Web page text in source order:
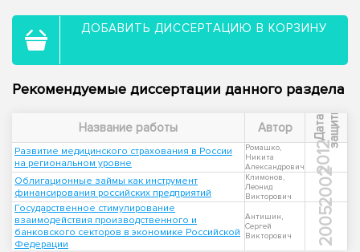
ДОБАВИТЬ ДИССЕРТАЦИЮ В КОРЗИНУ
Рекомендуемые диссертации данного раздела
Название работы Автор Д
а
т
а
з
а
щ
и
т ы
Развитие медицинского страхования в России
на региональном уровне
Ромашко,
Никита
Александрович
2012
Облигационные займы как инструмент
финансирования российских предприятий
Климонов,
Леонид
Викторович
2002
Государственное стимулирование
взаимодействия производственного и
банковского секторов в экономике Российской
Федерации
Антишин,
Сергей
Викторович
2005